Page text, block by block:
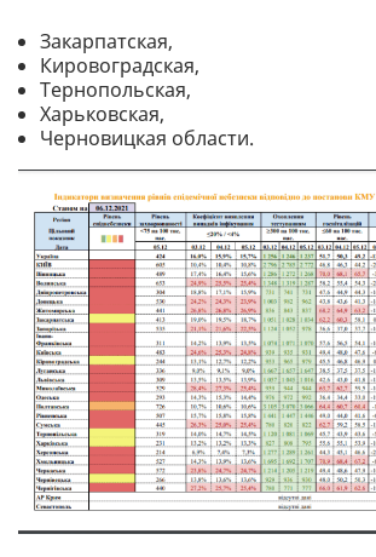
Закарпатская,
Кировоградская,
Тернопольская,
Харьковская,
Черновицкая области.